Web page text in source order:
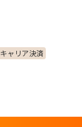
キャリア決済